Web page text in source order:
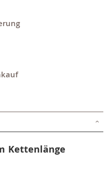
Kettenlänge